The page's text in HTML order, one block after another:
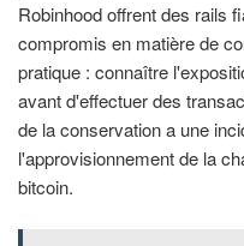
Robinhood offrent des rails
compromis en matière de
pratique : connaître
avant d'effectuer des
de la conservation a une
l'approvisionnement de la
bitcoin.